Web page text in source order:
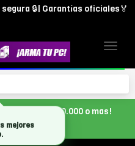
🔒| Garantías oficiales🏅
de $300.000 o mas!
mejores